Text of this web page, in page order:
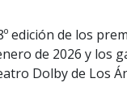
edición de los
de 2026 y los
Dolby de Los